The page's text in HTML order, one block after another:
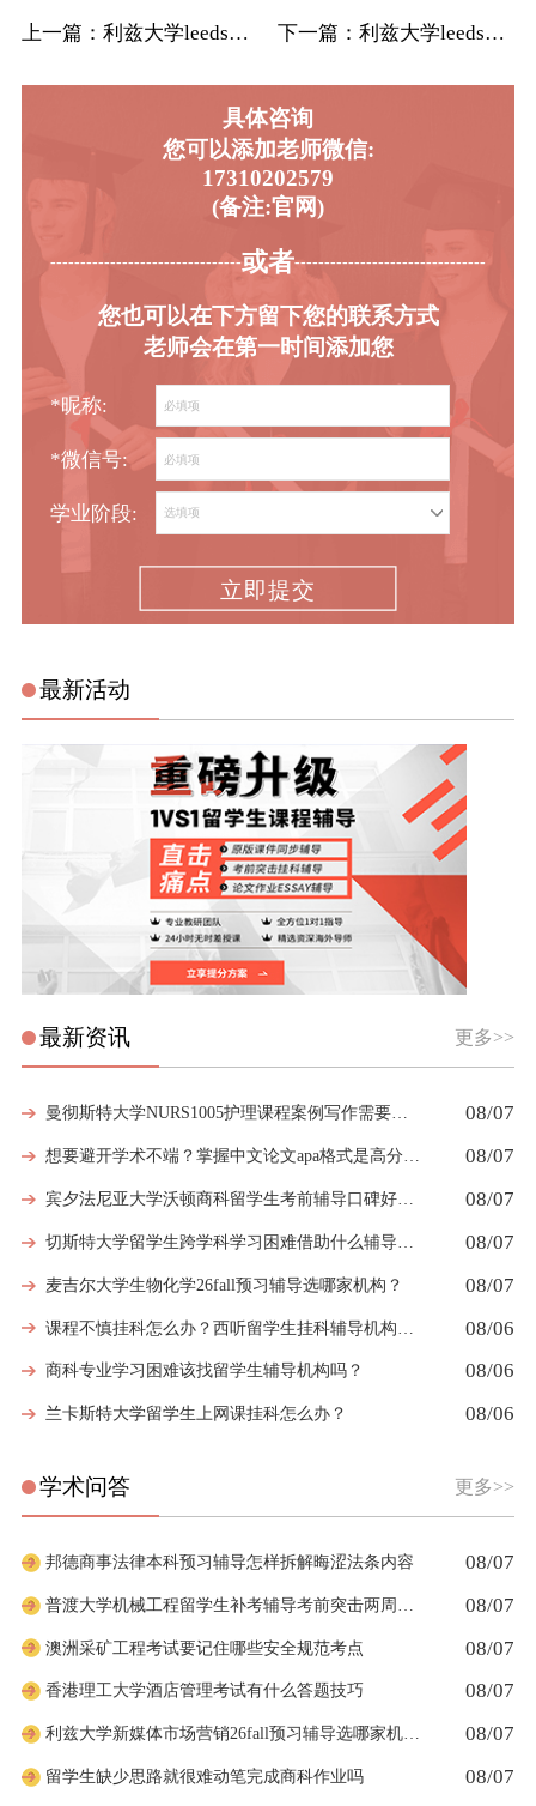
上一篇 ：利兹大学leeds精算学辅导补习补课(一… 下一篇 ：利兹大学leeds理论物理专业辅导补习补…
具体咨询
您可以添加老师微信:
17310202579
(备注:官网)
或者
您也可以在下方留下您的联系方式
老师会在第一时间添加您
*昵称:
*微信号:
学业阶段:
立即提交
最新活动
最新资讯 更多>>
曼彻斯特大学NURS1005护理课程案例写作需要留意哪些细节 08/07
想要避开学术不端？掌握中文论文apa格式是高分第一步 08/07
宾夕法尼亚大学沃顿商科留学生考前辅导口碑好的机构有哪些 08/07
08/07
麦吉尔大学生物化学26fall预习辅导选哪家机构？ 08/07
08/06
商科专业学习困难该找留学生辅导机构吗？ 08/06
兰卡斯特大学留学生上网课挂科怎么办？ 08/06
学术问答 更多>>
邦德商事法律本科预习辅导怎样拆解晦涩法条内容 08/07
08/07
澳洲采矿工程考试要记住哪些安全规范考点 08/07
香港理工大学酒店管理考试有什么答题技巧 08/07
利兹大学新媒体市场营销26fall预习辅导选哪家机构？ 08/07
留学生缺少思路就很难动笔完成商科作业吗 08/07